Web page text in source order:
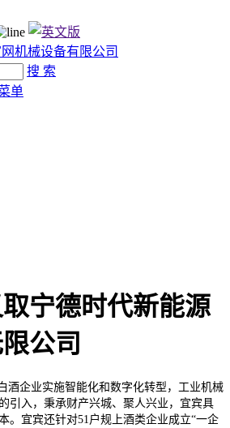
搜 索
单
宁德时代新能源
公司
企业实施智能化和数字化转型，工业机械
引入，秉承财产兴城、聚人兴业，宜宾具
。宜宾还针对51户规上酒类企业成立“一企